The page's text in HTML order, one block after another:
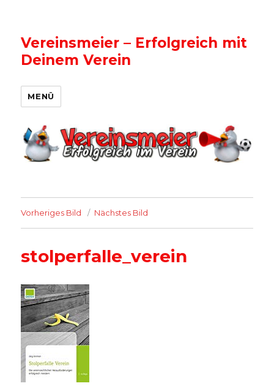
Vereinsmeier – Erfolgreich mit
Deinem Verein
MENÜ
Vorheriges Bild Nächstes Bild
stolperfalle_verein